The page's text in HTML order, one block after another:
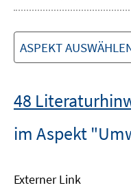
ASPEKT
48
im Aspekt
Externer Link